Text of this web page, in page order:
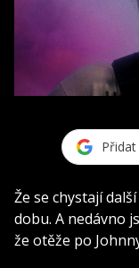
Že se chystají
dobu. A nedávno
že otěže po